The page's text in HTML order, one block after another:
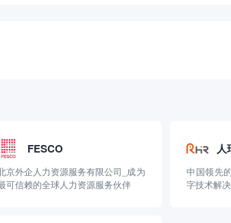
FESCO
京外企人力资源服务有限公司_成为
可信赖的全球人力资源服务伙伴
人
中国领先
字技术解